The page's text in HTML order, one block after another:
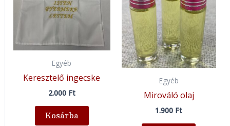
Egyéb
Keresztelő ingecske
2.000 Ft
Kosárba
Egyéb
Mirováló olaj
1.900 Ft